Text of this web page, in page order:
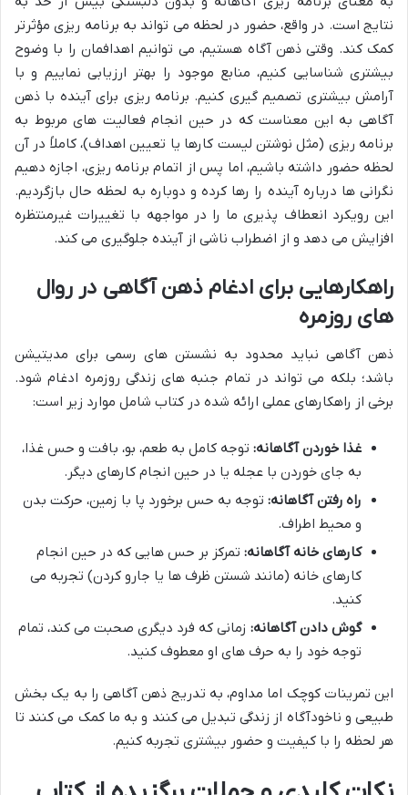
نتایج است. در واقع، حضور در لحظه می تواند به برنامه ریزی مؤثرتر
کمک کند. وقتی ذهن آگاه هستیم، می توانیم اهدافمان را با وضوح
بیشتری شناسایی کنیم، منابع موجود را بهتر ارزیابی نماییم و با
آرامش بیشتری تصمیم گیری کنیم. برنامه ریزی برای آینده با ذهن
آگاهی به این معناست که در حین انجام فعالیت های مربوط به
برنامه ریزی (مثل نوشتن لیست کارها یا تعیین اهداف)، کاملاً در آن
لحظه حضور داشته باشیم، اما پس از اتمام برنامه ریزی، اجازه دهیم
نگرانی ها درباره آینده را رها کرده و دوباره به لحظه حال بازگردیم.
این رویکرد انعطاف پذیری ما را در مواجهه با تغییرات غیرمنتظره
افزایش می دهد و از اضطراب ناشی از آینده جلوگیری می کند.
راهکارهایی برای ادغام ذهن آگاهی در روال
های روزمره
ذهن آگاهی نباید محدود به نشستن های رسمی برای مدیتیشن
باشد؛ بلکه می تواند در تمام جنبه های زندگی روزمره ادغام شود.
برخی از راهکارهای عملی ارائه شده در کتاب شامل موارد زیر است:
غذا خوردن آگاهانه: توجه کامل به طعم، بو، بافت و حس غذا،
به جای خوردن با عجله یا در حین انجام کارهای دیگر.
راه رفتن آگاهانه: توجه به حس برخورد پا با زمین، حرکت بدن
و محیط اطراف.
کارهای خانه آگاهانه: تمرکز بر حس هایی که در حین انجام
کارهای خانه (مانند شستن ظرف ها یا جارو کردن) تجربه می
کنید.
گوش دادن آگاهانه: زمانی که فرد دیگری صحبت می کند، تمام
توجه خود را به حرف های او معطوف کنید.
این تمرینات کوچک اما مداوم، به تدریج ذهن آگاهی را به یک بخش
طبیعی و ناخودآگاه از زندگی تبدیل می کنند و به ما کمک می کنند تا
هر لحظه را با کیفیت و حضور بیشتری تجربه کنیم.